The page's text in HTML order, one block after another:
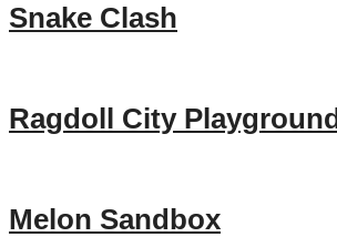
Snake Clash
Ragdoll City Playground
Melon Sandbox